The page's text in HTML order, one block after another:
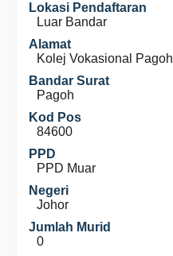
Lokasi Pendaftaran
Luar Bandar
Alamat
Kolej Vokasional Pagoh
Bandar Surat
Pagoh
Kod Pos
84600
PPD
PPD Muar
Negeri
Johor
Jumlah Murid
0